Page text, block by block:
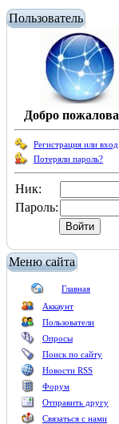
Пользователь
Добро
Регистрация или вход
Потеряли пароль?
Ник:
Пароль:
Меню сайта
Главная
Аккаунт
Пользователи
Опросы
Поиск по сайту
Новости RSS
Форум
Отправить другу
Связаться с нами